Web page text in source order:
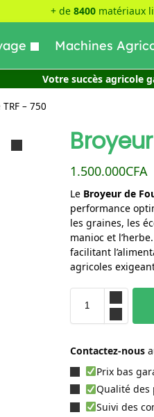
+ de 8400matériaux
Machines
Votre succès agricole
– 750
1.500.000CFA
Le Broyeur de
performance
les graines, les
manioc et
facilitant
agricoles
Contactez-nous
Prix bas
Qualité des
Suivi des